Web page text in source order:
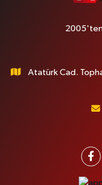
2005'ten
Atatürk Cad.